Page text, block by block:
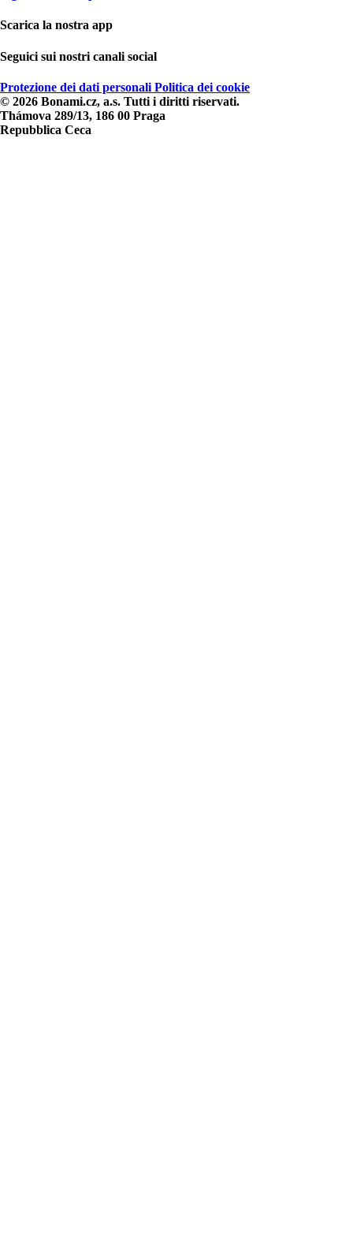
Scarica la nostra app
Seguici sui nostri canali social
Protezione dei dati personali Politica dei cookie
© 2026 Bonami.cz, a.s. Tutti i diritti riservati.
Thámova 289/13, 186 00 Praga
Repubblica Ceca